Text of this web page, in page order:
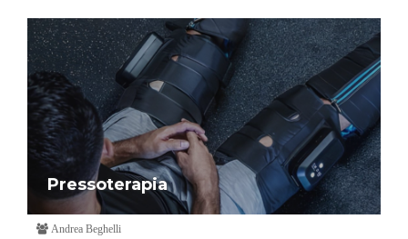
Pressoterapia
Andrea Beghelli